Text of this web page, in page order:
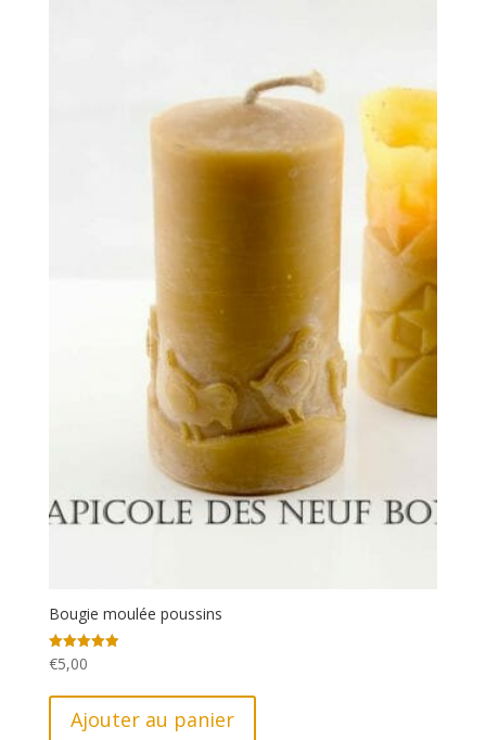
Bougie moulée poussins
Note
5.00
€5,00
Ajouter au panier